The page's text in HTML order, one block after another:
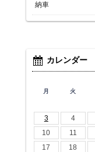
納車
カレンダー
月 火
3
4
10
11
17
18